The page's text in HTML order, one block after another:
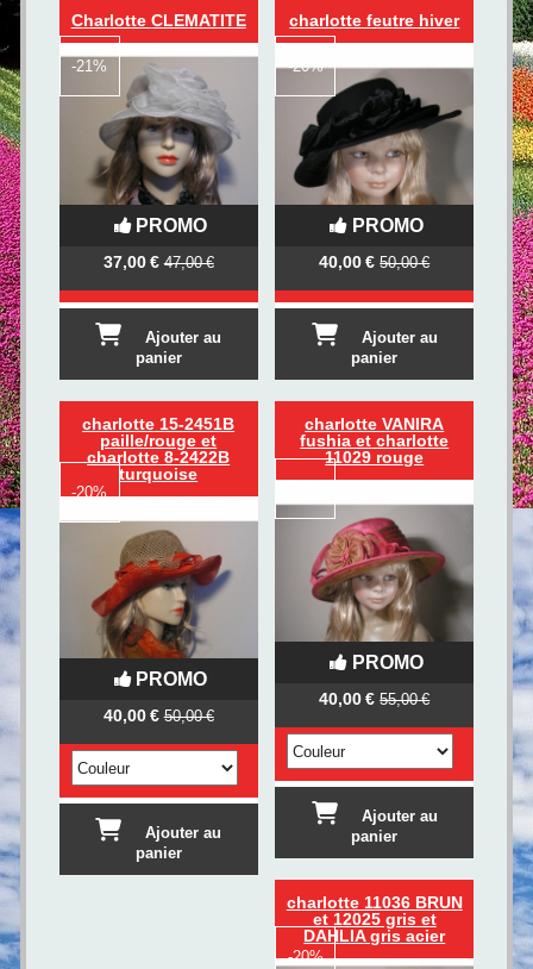
Charlotte CLEMATITE
PROMO
-21%
37,00€ 47,00€
Ajouter au
panier
charlotte feutre hiver
PROMO
-20%
40,00€ 50,00€
Ajouter au
panier
charlotte 15-2451B
paille/rouge et
charlotte 8-2422B
turquoise
PROMO
-20%
40,00€ 50,00€
Ajouter au
panier
charlotte VANIRA
fushia et charlotte
11029 rouge
PROMO
40,00€ 55,00€
Ajouter au
panier
charlotte 11036 BRUN
et 12025 gris et
DAHLIA gris acier
-20%